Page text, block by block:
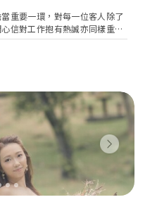
驚喜。 【極致細心跟
到影相，全程緊貼隨侍，即時
伴式貼心服務，敏銳照顧新娘
美。
重要一環，對每一位客人除了
信對工作抱有熱誠亦同樣重
能為新人永遠留住人生最美、
Next